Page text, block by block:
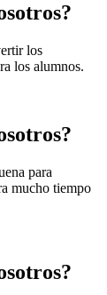
los
los alumnos.
para
mucho tiempo